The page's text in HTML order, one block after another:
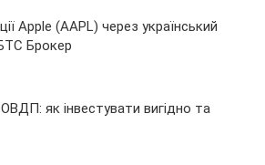
Apple (AAPL) через український
Брокер
ОВДП: як інвестувати вигідно та